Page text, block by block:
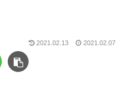
2021.02.13 2021.02.07